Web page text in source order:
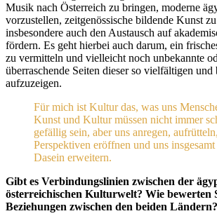
Musik nach Österreich zu bringen, moderne
vorzustellen, zeitgenössische bildende Kunst
insbesondere auch den Austausch auf
fördern. Es geht hierbei auch darum, ein
zu vermitteln und vielleicht noch unbekannte
überraschende Seiten dieser so vielfältigen
aufzuzeigen.
Für mich ist Kultur das, was uns
Kunst und Kultur müssen nicht immer
gefällig sein, aber uns anregen,
Perspektiven eröffnen und uns
Dasein erweitern.
Gibt es Verbindungslinien zwischen der
österreichischen Kulturwelt? Wie bewerten
Beziehungen zwischen den beiden Ländern?